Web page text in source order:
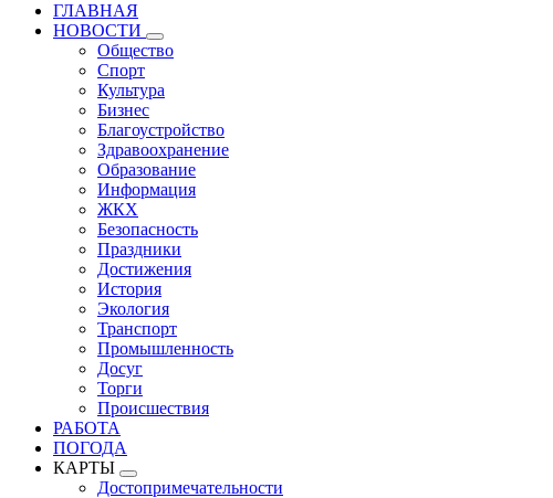
ГЛАВНАЯ
НОВОСТИ
Общество
Спорт
Культура
Бизнес
Благоустройство
Здравоохранение
Образование
Информация
ЖКХ
Безопасность
Праздники
Достижения
История
Экология
Транспорт
Промышленность
Досуг
Торги
Происшествия
РАБОТА
ПОГОДА
КАРТЫ
Достопримечательности